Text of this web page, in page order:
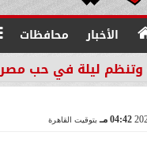
الأخبار محافظات
ليلة في حب مصر
04:42 مـ بتوقيت القاهرة